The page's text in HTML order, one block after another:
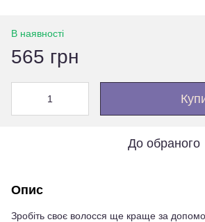
В наявності
565 грн
До обраного
Опис
Зробіть своє волосся ще краще за